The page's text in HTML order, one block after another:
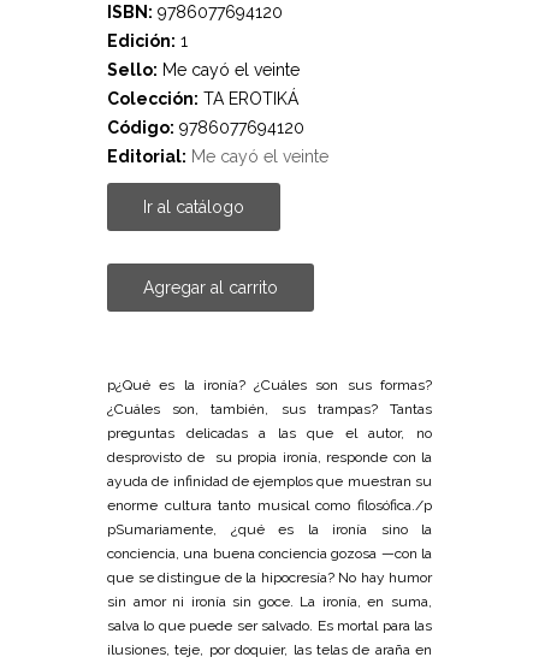
ISBN: 9786077694120
Edición: 1
Sello: Me cayó el veinte
Colección: TA EROTIKÁ
Código: 9786077694120
Editorial: Me cayó el veinte
Ir al catálogo
Agregar al carrito
p¿Qué es la ironía? ¿Cuáles son sus formas?
¿Cuáles son, también, sus trampas? Tantas
preguntas delicadas a las que el autor, no
desprovisto de su propia ironía, responde con la
ayuda de infinidad de ejemplos que muestran su
enorme cultura tanto musical como filosófica./p
pSumariamente, ¿qué es la ironía sino la
conciencia, una buena conciencia gozosa —con la
que se distingue de la hipocresía? No hay humor
sin amor ni ironía sin goce. La ironía, en suma,
salva lo que puede ser salvado. Es mortal para las
ilusiones, teje, por doquier, las telas de araña en